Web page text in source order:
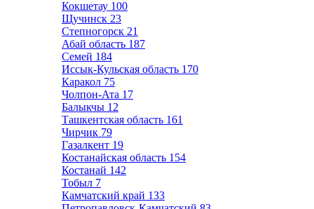
Кокшетау 100
Щучинск 23
Степногорск 21
Абай область 187
Семей 184
Иссык-Кульская область 170
Каракол 75
Чолпон-Ата 17
Балыкчы 12
Ташкентская область 161
Чирчик 79
Газалкент 19
Костанайская область 154
Костанай 142
Тобыл 7
Камчатский край 133